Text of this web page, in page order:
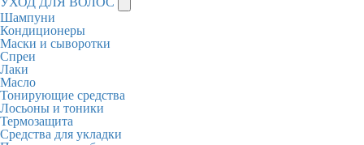
Шампуни
Кондиционеры
Маски и сыворотки
Спреи
Лаки
Масло
Тонирующие средства
Лосьоны и тоники
Термозащита
Средства для укладки